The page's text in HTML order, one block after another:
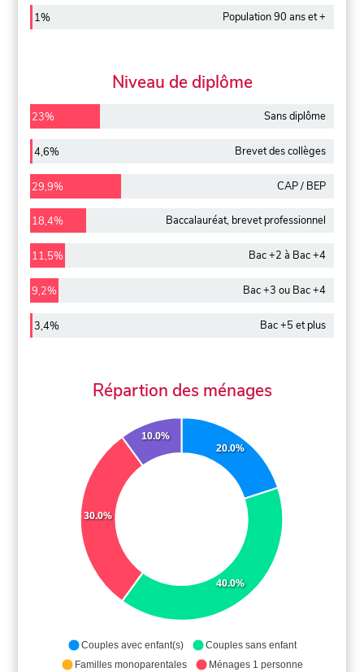
1% Population 90 ans et +
Niveau de diplôme
23% Sans diplôme
4,6% Brevet des collèges
29,9% CAP / BEP
18,4% Baccalauréat, brevet professionnel
11,5% Bac +2 à Bac +4
9,2% Bac +3 ou Bac +4
3,4% Bac +5 et plus
Répartion des ménages
20.0%
40.0%
30.0%
10.0%
Couples avec enfant(s)
Couples sans enfant
Familles monoparentales
Ménages 1 personne